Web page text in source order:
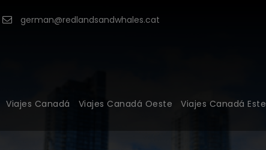
german@redlandsandwhales.cat
Viajes Canadá Viajes Canadá Oeste Viajes Canadá Este